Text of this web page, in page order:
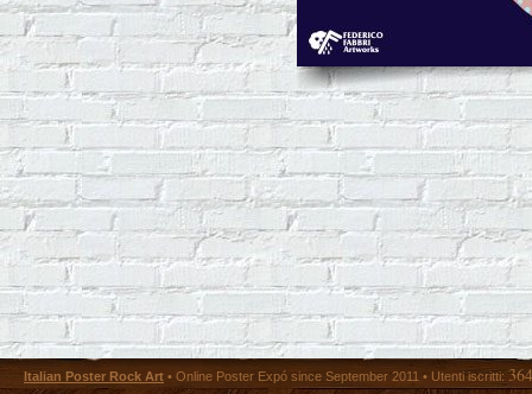
Italian Poster Rock Art • Online Poster Expó since September 2011 • Utenti iscritti: 364